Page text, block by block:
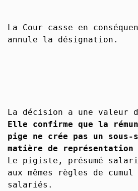
La Cour casse en
annule la désignation.
La décision a une valeur
Elle confirme que la
pige ne crée pas un
matière de représentation
Le pigiste, présumé
aux mêmes règles de
salariés.